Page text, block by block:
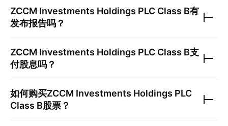
ZCCM Investments Holdings PLC Class B有
发布报告吗？
ZCCM Investments Holdings PLC Class B支
付股息吗？
如何购买ZCCM Investments Holdings PLC
Class B股票？